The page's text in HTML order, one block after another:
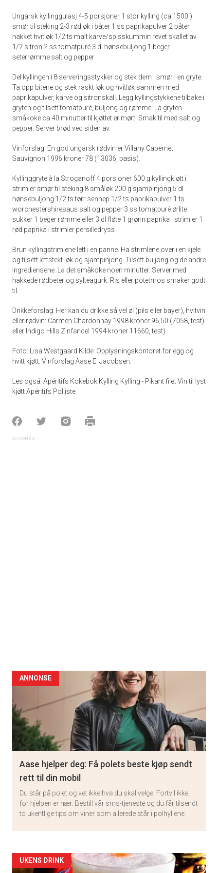
Ungarsk kyllinggulasj 4-5 porsjoner 1 stor kylling (ca 1500 )
smør til steking 2-3 rødløk i båter 1 ss paprikapulver 2 båter
hakket hvitløk 1/2 ts malt karve/spisskummin revet skallet av
1/2 sitron 2 ss tomatpuré 3 dl hønsebuljong 1 beger
seterrømme salt og pepper
Del kyllingen i 8 serveringsstykker og stek dem i smør i en gryte.
Ta opp bitene og stek raskt løk og hvitløk sammen med
paprikapulver, karve og sitronskall. Legg kyllingstykkene tilbake i
gryten og tilsett tomatpuré, buljong og rømme. La gryten
småkoke ca 40 minutter til kjøttet er mørt. Smak til med salt og
pepper. Server brød ved siden av.
Vinforslag: En god ungarsk rødvin er Villany Cabernet
Sauvignon 1996 kroner 78 (13036, basis).
Kyllinggryte à la Stroganoff 4 porsjoner 600 g kyllingkjøtt i
strimler smør til steking 8 småløk 200 g sjampinjong 5 dl
hønsebuljong 1/2 ts tørr sennep 1/2 ts paprikapulver 1 ts
worchestershiresaus salt og pepper 3 ss tomatpuré ørlite
sukker 1 beger rømme eller 3 dl fløte 1 grønn paprika i strimler 1
rød paprika i strimler persilledryss
Brun kyllingstrimlene lett i en panne. Ha strimlene over i en kjele
og tilsett lettstekt løk og sjampinjong. Tilsett buljong og de andre
ingrediensene. La det småkoke noen minutter. Server med
hakkede rødbeter og sylteagurk. Ris eller potetmos smaker godt
til.
Drikkeforslag: Her kan du drikke så vel øl (pils eller bayer), hvitvin
eller rødvin: Carmen Chardonnay 1998 kroner 96,50 (7058, test)
eller Indigo Hills Zinfandel 1994 kroner 11660, test).
Foto: Lisa Westgaard Kilde: Opplysningskontoret for egg og
hvitt kjøtt. Vinforslag Aase E. Jacobsen.
Les også: Apéritifs Kokebok Kylling Kylling - Pikant filet Vin til lyst
kjøtt Apéritifs Polliste
ANNONSE
Aase hjelper deg: Få polets beste kjøp sendt
rett til din mobil
Du står på polet og vet ikke hva du skal velge. Fortvil ikke,
for hjelpen er nær: Bestill vår sms-tjeneste og du får tilsendt
to ukentlige tips om viner som allerede står i polhyllene.
Artikler
UKENS DRINK